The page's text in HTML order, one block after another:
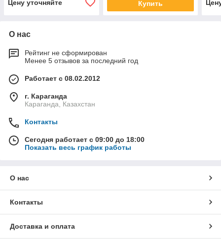
Цену уточняйте Купить
О нас
Рейтинг не сформирован
Менее 5 отзывов за последний год
Работает с 08.02.2012
г. Караганда
Караганда, Казахстан
Контакты
Сегодня работает с 09:00 до 18:00
Показать весь график работы
О нас
Контакты
Доставка и оплата